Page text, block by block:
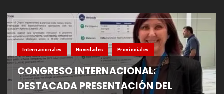
Internacionales Novedades Provinciales
CONGRESO INTERNACIONAL:
DESTACADA PRESENTACIÓN DEL